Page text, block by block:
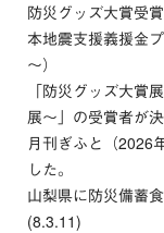
防災グッズ大賞受
本地震支援義援金
～）
「防災グッズ⼤賞
展〜」の受賞者が
月刊ぎふと（2026
した。
山梨県に防災備蓄
(8.3.11)